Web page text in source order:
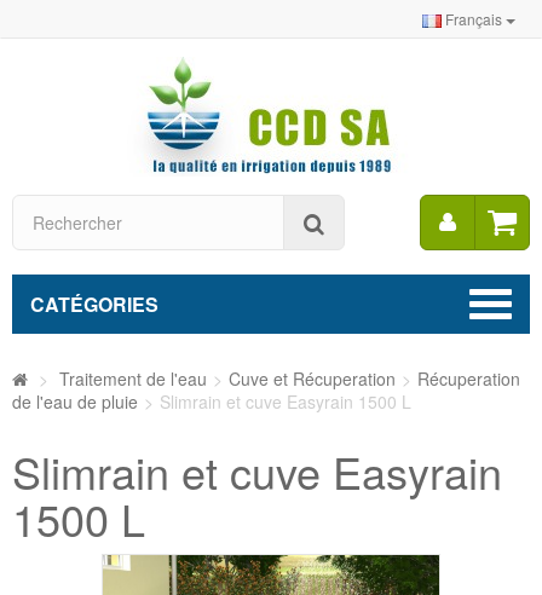
Français
Mon
CATÉGORIES
> Traitement de l'eau > Cuve et Récuperation > Récuperation
de l'eau de pluie > Slimrain et cuve Easyrain 1500 L
Slimrain et cuve Easyrain
1500 L